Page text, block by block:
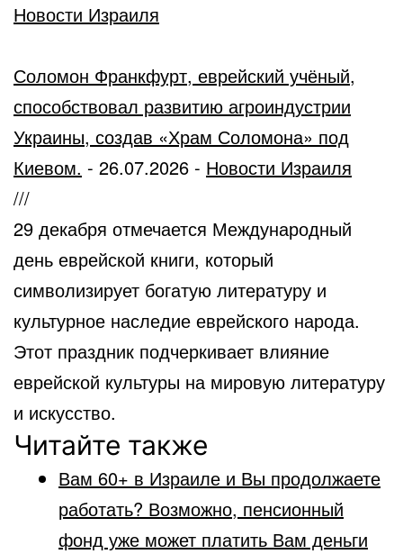
Новости Израиля
Соломон Франкфурт, еврейский учёный,
способствовал развитию агроиндустрии
Украины, создав «Храм Соломона» под
Киевом. - 26.07.2026 - Новости Израиля
///
29 декабря отмечается Международный
день еврейской книги, который
символизирует богатую литературу и
культурное наследие еврейского народа.
Этот праздник подчеркивает влияние
еврейской культуры на мировую литературу
и искусство.
Читайте также
Вам 60+ в Израиле и Вы продолжаете
работать? Возможно, пенсионный
фонд уже может платить Вам деньги